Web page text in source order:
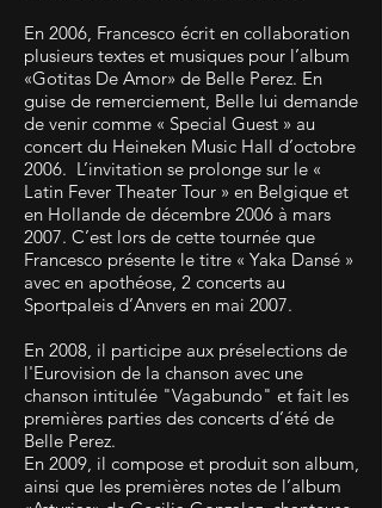
En 2006, Francesco écrit en collaboration
plusieurs textes et musiques pour l’album
«Gotitas De Amor» de Belle Perez. En
guise de remerciement, Belle lui demande
de venir comme « Special Guest » au
concert du Heineken Music Hall d’octobre
2006. L’invitation se prolonge sur le «
Latin Fever Theater Tour » en Belgique et
en Hollande de décembre 2006 à mars
2007. C’est lors de cette tournée que
Francesco présente le titre « Yaka Dansé »
avec en apothéose, 2 concerts au
Sportpaleis d’Anvers en mai 2007.
En 2008, il participe aux préselections de
l'Eurovision de la chanson avec une
chanson intitulée "Vagabundo" et fait les
premières parties des concerts d’été de
Belle Perez.
En 2009, il compose et produit son album,
ainsi que les premières notes de l’album